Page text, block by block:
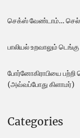
செக்ஸ் வேண்டாம்…
பாலியல் உறவாலும்
போர்னோகிராபியை
(அவ்வப்போது கிளாமர்)
Categories